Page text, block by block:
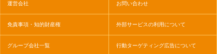
運営会社 お問い合わせ
免責事項・知的財産権 外部サービスの利用について
グループ会社一覧 行動ターゲティング広告について